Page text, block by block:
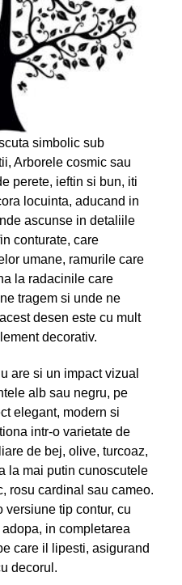
simbolic sub
Arborele cosmic sau
perete, ieftin si bun, iti
locuinta, aducand in
ascunse in detaliile
conturate, care
umane, ramurile care
la radacinile care
tragem si unde ne
desen este cu mult
decorativ.
are si un impact vizual
alb sau negru, pe
elegant, modern si
intr-o varietate de
de bej, olive, turcoaz,
la mai putin cunoscutele
rosu cardinal sau cameo.
versiune tip contur, cu
in completarea
care il lipesti, asigurand
decorul.